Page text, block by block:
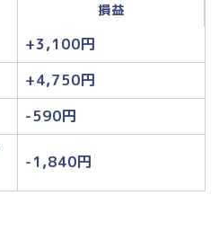
損益
+3,100円
+4,750円
-590円
-1,840円